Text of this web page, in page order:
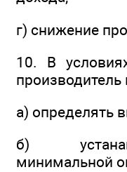
г) снижение
10. В
а) определять
б)
минимальной